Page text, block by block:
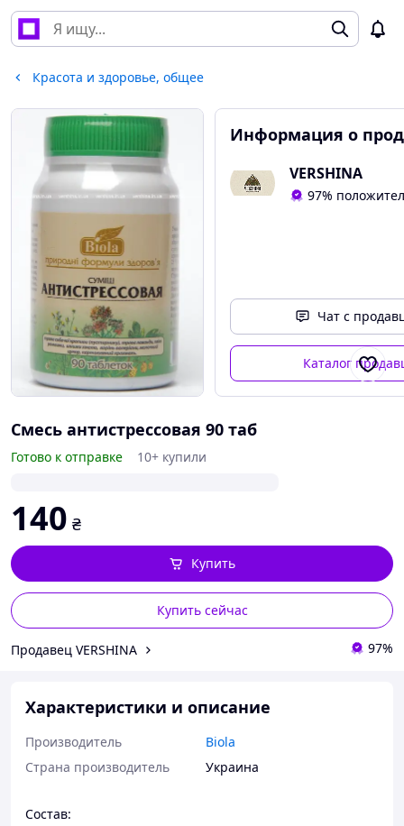
Красота и здоровье, общее
Информация о
VERSHINA
97%
Чат с
Каталог
Смесь антистрессовая 90 таб
Готово к отправке 10+ купили
140 ₴
Купить сейчас
Купить
Продавец VERSHINA 97%
Характеристики и описание
Производитель
Biola
Страна производитель
Украина
Состав: